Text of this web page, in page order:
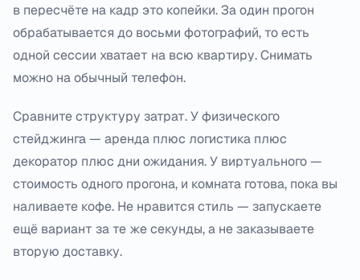
в пересчёте на кадр это копейки. За один прогон
обрабатывается до восьми фотографий, то есть
одной сессии хватает на всю квартиру. Снимать
можно на обычный телефон.
Сравните структуру затрат. У физического
стейджинга — аренда плюс логистика плюс
декоратор плюс дни ожидания. У виртуального —
стоимость одного прогона, и комната готова, пока вы
наливаете кофе. Не нравится стиль — запускаете
ещё вариант за те же секунды, а не заказываете
вторую доставку.